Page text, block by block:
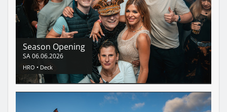
Season Opening
SA06.06.2026
HRO • Deck